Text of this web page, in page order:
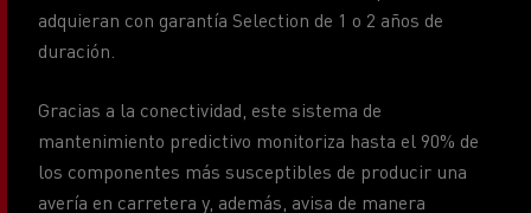
adquieran con garantía Selection de 1 o 2 años de
duración.
Gracias a la conectividad, este sistema de
mantenimiento predictivo monitoriza hasta el 90% de
los componentes más susceptibles de producir una
avería en carretera y, además, avisa de manera